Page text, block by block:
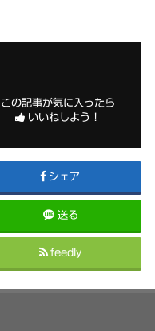
この記事が気に入ったら
いいねしよう！
シェア
送る
feedly